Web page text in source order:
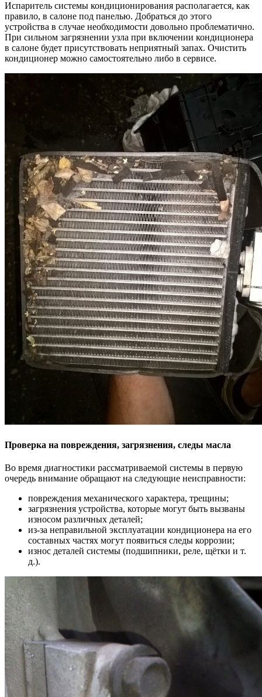
Испаритель системы кондиционирования располагается, как
правило, в салоне под панелью. Добраться до этого
устройства в случае необходимости довольно проблематично.
При сильном загрязнении узла при включении кондиционера
в салоне будет присутствовать неприятный запах. Очистить
кондиционер можно самостоятельно либо в сервисе.
Проверка на повреждения, загрязнения, следы масла
Во время диагностики рассматриваемой системы в первую
очередь внимание обращают на следующие неисправности:
повреждения механического характера, трещины;
загрязнения устройства, которые могут быть вызваны
износом различных деталей;
из-за неправильной эксплуатации кондиционера на его
составных частях могут появиться следы коррозии;
износ деталей системы (подшипники, реле, щётки и т.
д.).